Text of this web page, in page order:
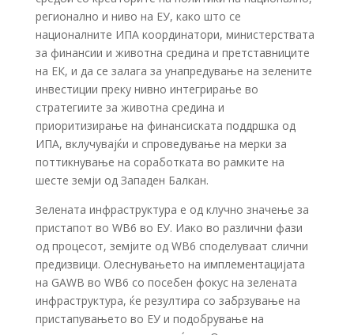
регионално и ниво на ЕУ, како што се
националните ИПА координатори, министерствата
за финансии и животна средина и претставниците
на ЕК, и да се залага за унапредување на зелените
инвестиции преку нивно интегрирање во
стратегиите за животна средина и
приоритизирање на финансиската поддршка од
ИПА, вклучувајќи и спроведување на мерки за
поттикнување на соработката во рамките на
шесте земји од Западен Балкан.
Зелената инфраструктура е од клучно значење за
пристапот во WB6 во ЕУ. Иако во различни фази
од процесот, земјите од WB6 споделуваат слични
предизвици. Олеснувањето на имплементацијата
на GAWB во WB6 со посебен фокус на зелената
инфраструктура, ќе резултира со забрзување на
пристапувањето во ЕУ и подобрување на